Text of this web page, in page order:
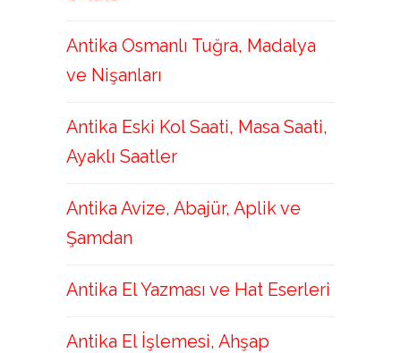
Antika Osmanlı Tuğra, Madalya
ve Nişanları
Antika Eski Kol Saati, Masa Saati,
Ayaklı Saatler
Antika Avize, Abajür, Aplik ve
Şamdan
Antika El Yazması ve Hat Eserleri
Antika El İşlemesi, Ahşap